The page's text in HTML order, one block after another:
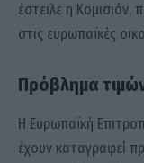
έστειλε η Κομισιόν,
στις ευρωπαϊκές
Πρόβλημα
Η Ευρωπαϊκή
έχουν καταγραφεί